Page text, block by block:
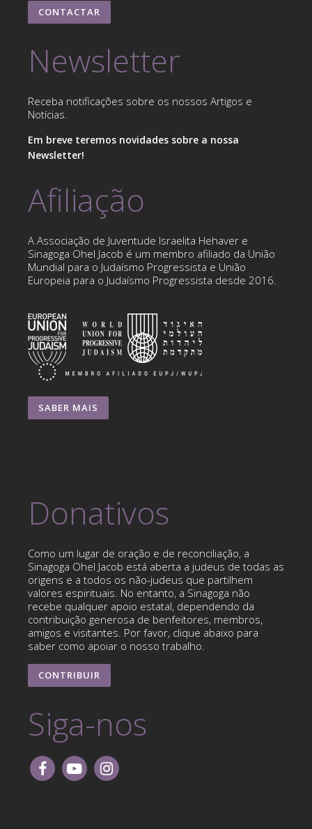
CONTACTAR
Newsletter
Receba notificações sobre os nossos Artigos e
Notícias.
Em breve teremos novidades sobre a nossa
Newsletter!
Afiliação
A Associação de Juventude Israelita Hehaver e
Sinagoga Ohel Jacob é um membro afiliado da União
Mundial para o Judaísmo Progressista e União
Europeia para o Judaísmo Progressista desde 2016.
SABER MAIS
Donativos
Como um lugar de oração e de reconciliação, a
Sinagoga Ohel Jacob está aberta a judeus de todas as
origens e a todos os não-judeus que partilhem
valores espirituais. No entanto, a Sinagoga não
recebe qualquer apoio estatal, dependendo da
contribuição generosa de benfeitores, membros,
amigos e visitantes. Por favor, clique abaixo para
saber como apoiar o nosso trabalho.
CONTRIBUIR
Siga-nos